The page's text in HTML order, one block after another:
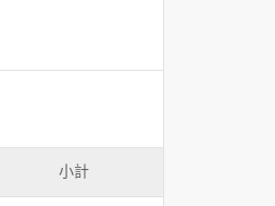
小計